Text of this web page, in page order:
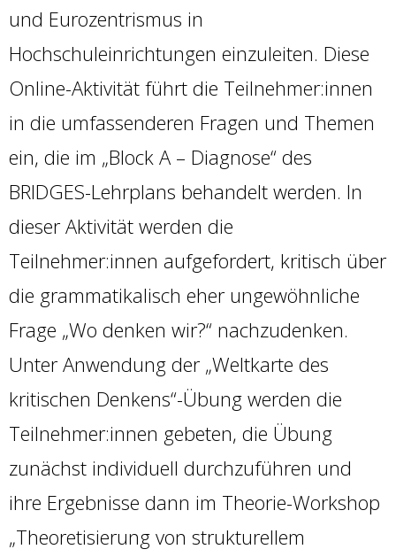
und Eurozentrismus in
Hochschuleinrichtungen einzuleiten. Diese
Online-Aktivität führt die Teilnehmer:innen
in die umfassenderen Fragen und Themen
ein, die im „Block A – Diagnose“ des
BRIDGES-Lehrplans behandelt werden. In
dieser Aktivität werden die
Teilnehmer:innen aufgefordert, kritisch über
die grammatikalisch eher ungewöhnliche
Frage „Wo denken wir?“ nachzudenken.
Unter Anwendung der „Weltkarte des
kritischen Denkens“-Übung werden die
Teilnehmer:innen gebeten, die Übung
zunächst individuell durchzuführen und
ihre Ergebnisse dann im Theorie-Workshop
„Theoretisierung von strukturellem